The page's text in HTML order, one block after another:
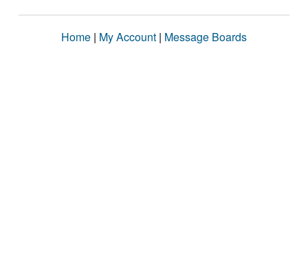
Home | My Account | Message Boards